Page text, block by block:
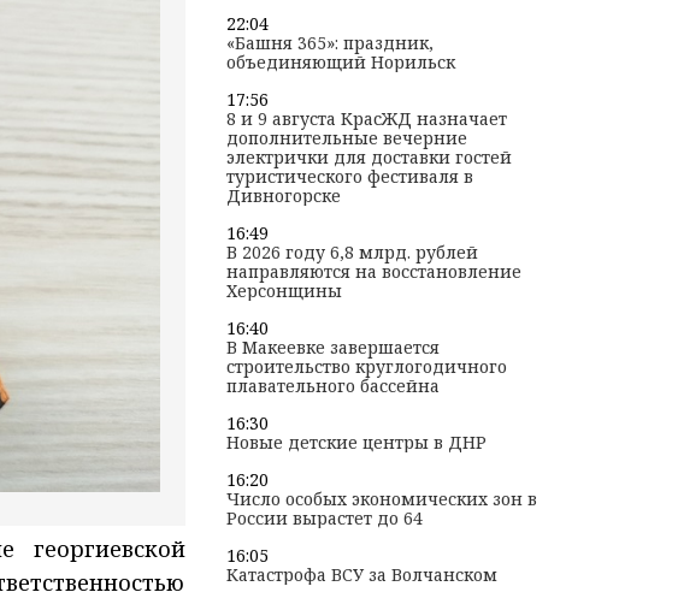
22:04
«Башня 365»: праздник,
объединяющий Норильск
17:56
8 и 9 августа КрасЖД назначает
дополнительные вечерние
электрички для доставки гостей
туристического фестиваля в
Дивногорске
16:49
В 2026 году 6,8 млрд. рублей
направляются на восстановление
Херсонщины
16:40
В Макеевке завершается
строительство круглогодичного
плавательного бассейна
16:30
Новые детские центры в ДНР
16:20
Число особых экономических зон в
России вырастет до 64
16:05
Катастрофа ВСУ за Волчанском